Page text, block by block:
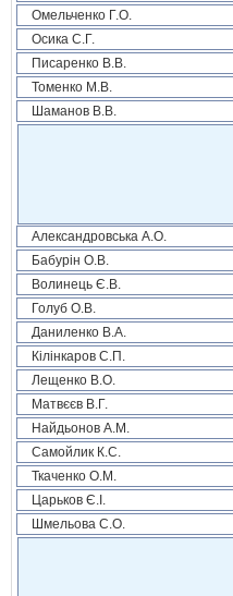
Омельченко Г.О.
Осика С.Г.
Писаренко В.В.
Томенко М.В.
Шаманов В.В.
Александровська А.О.
Бабурін О.В.
Волинець Є.В.
Голуб О.В.
Даниленко В.А.
Кілінкаров С.П.
Лещенко В.О.
Матвєєв В.Г.
Найдьонов А.М.
Самойлик К.С.
Ткаченко О.М.
Царьков Є.І.
Шмельова С.О.